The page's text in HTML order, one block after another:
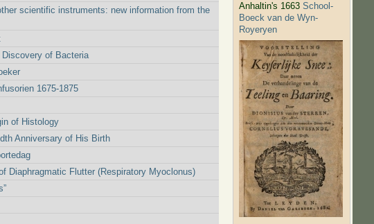
scientific instruments: new information from the
of Bacteria
1675-1875
of Histology
Anniversary of His Birth
Diaphragmatic Flutter (Respiratory Myoclonus)
Anhaltin's 1663School-
Boeck van de Wyn-
Royeryen